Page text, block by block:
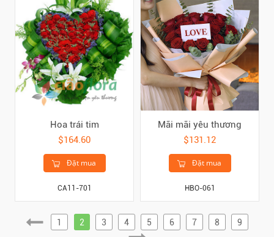
Hoa trái tim
$164.60
Đặt mua
CA11-701
Mãi mãi yêu thương
$131.12
Đặt mua
HBO-061
1 2 3 4 5 6 7 8 9